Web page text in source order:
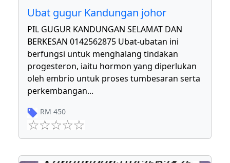
Ubat gugur Kandungan johor
PIL GUGUR KANDUNGAN SELAMAT DAN
BERKESAN 0142562875 Ubat-ubatan ini
berfungsi untuk menghalang tindakan
progesteron, iaitu hormon yang diperlukan
oleh embrio untuk proses tumbesaran serta
perkembangan...
RM 450